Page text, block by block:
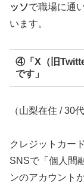
ッソで職場に通
います。
④「X（旧
です」
（山梨在住 / 30
クレジットカー
SNSで「個人間
ンのアカウント